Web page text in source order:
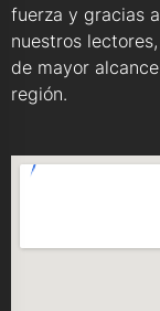
fuerza y gracias
nuestros
de mayor
región.